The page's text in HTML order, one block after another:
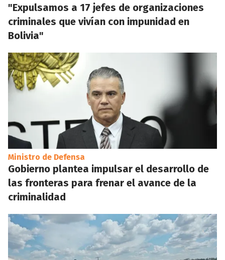
"Expulsamos a 17 jefes de organizaciones
criminales que vivían con impunidad en
Bolivia"
Ministro de Defensa
Gobierno plantea impulsar el desarrollo de
las fronteras para frenar el avance de la
criminalidad